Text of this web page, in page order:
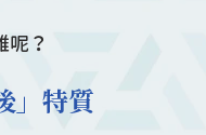
呢？
」特質